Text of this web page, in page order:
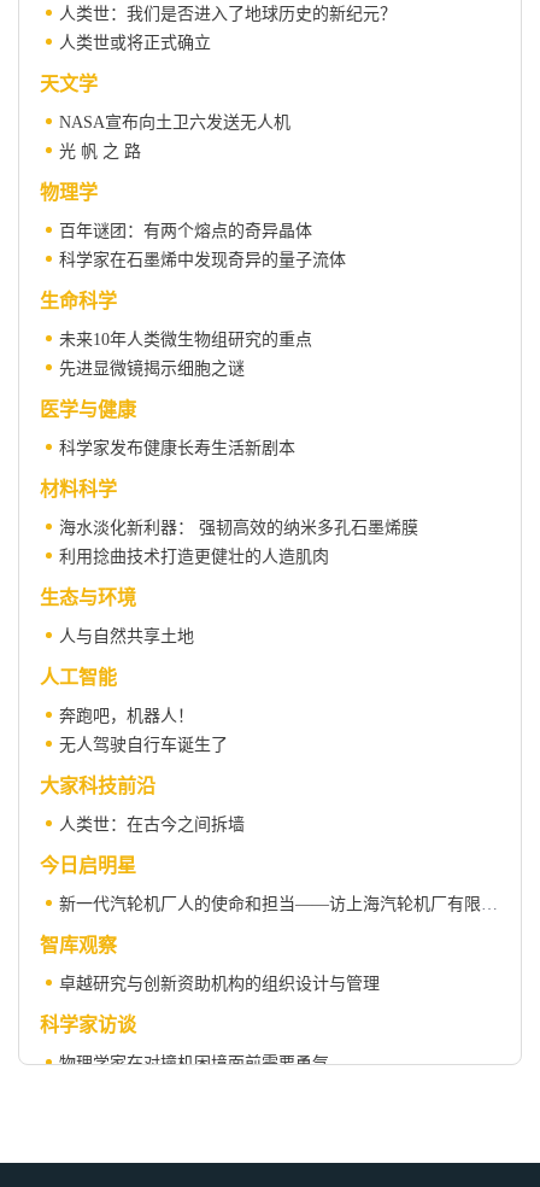
人类世：我们是否进入了地球历史的新纪元？
人类世或将正式确立
天文学
NASA宣布向土卫六发送无人机
光 帆 之 路
物理学
百年谜团：有两个熔点的奇异晶体
科学家在石墨烯中发现奇异的量子流体
生命科学
未来10年人类微生物组研究的重点
先进显微镜揭示细胞之谜
医学与健康
科学家发布健康长寿生活新剧本
材料科学
海水淡化新利器： 强韧高效的纳米多孔石墨烯膜
利用捻曲技术打造更健壮的人造肌肉
生态与环境
人与自然共享土地
人工智能
奔跑吧，机器人！
无人驾驶自行车诞生了
大家科技前沿
人类世：在古今之间拆墙
今日启明星
新一代汽轮机厂人的使命和担当——访上海汽轮机厂有限公司高级工程师范世望
智库观察
卓越研究与创新资助机构的组织设计与管理
科学家访谈
物理学家在对撞机困境面前需要勇气